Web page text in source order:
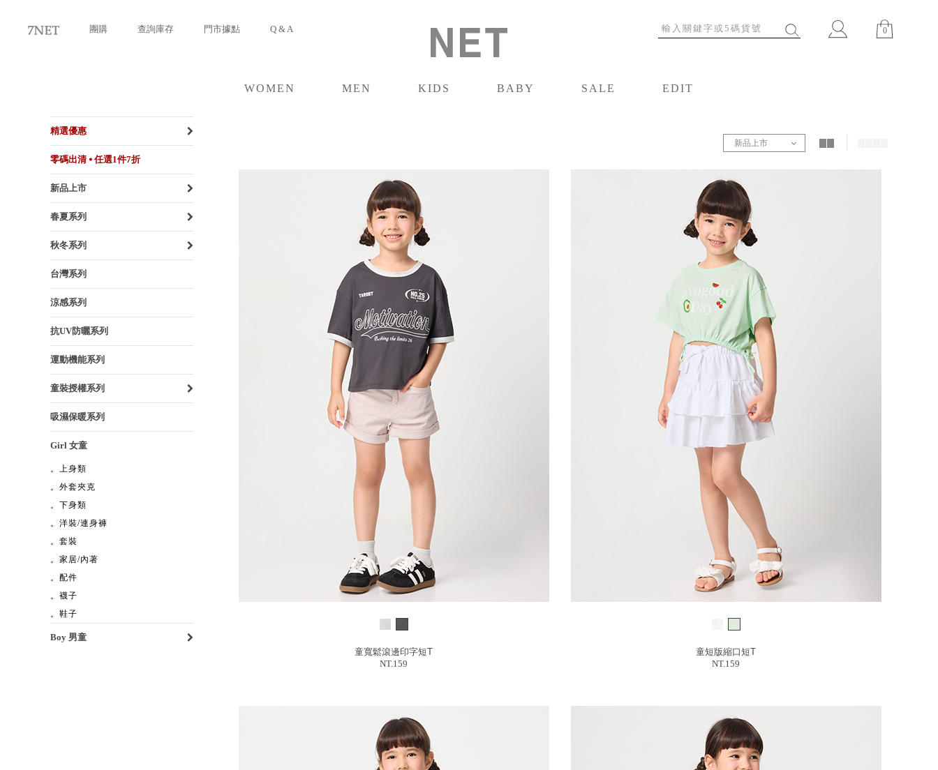
團購 查詢庫存 門市據點 Q & A 0
WOMEN
MEN
KIDS
BABY
SALE
EDIT
精選優惠
零碼出清 ⦁ 任選1件7折
新品上市
春夏系列
秋冬系列
台灣系列
涼感系列
抗UV防曬系列
運動機能系列
童裝授權系列
吸濕保暖系列
Girl 女童
。上身類
。外套夾克
。下身類
。洋裝/連身褲
。套裝
。家居/內著
。配件
。襪子
。鞋子
Boy 男童
新品上市
童寬鬆滾邊印字短T
NT.159
童短版縮口短T
NT.159